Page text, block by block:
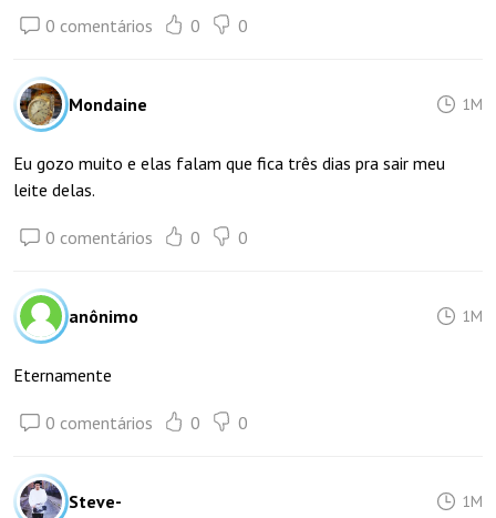
0 comentários 0 0
Mondaine 1M
Eu gozo muito e elas falam que fica três dias pra sair meu
leite delas.
0 comentários 0 0
anônimo 1M
Eternamente
0 comentários 0 0
Steve- 1M